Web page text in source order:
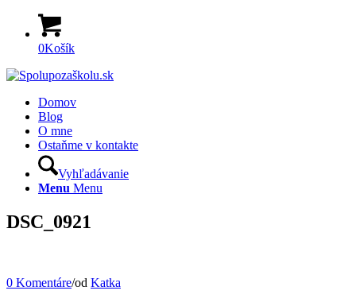
0Košík
Domov
Blog
O mne
Ostaňme v kontakte
Vyhľadávanie
Menu Menu
DSC_0921
0 Komentáre/od Katka